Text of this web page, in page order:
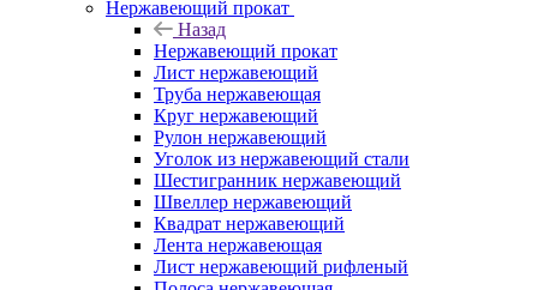
Нержавеющий прокат
Назад
Нержавеющий прокат
Лист нержавеющий
Труба нержавеющая
Круг нержавеющий
Рулон нержавеющий
Уголок из нержавеющий стали
Шестигранник нержавеющий
Швеллер нержавеющий
Квадрат нержавеющий
Лента нержавеющая
Лист нержавеющий рифленый